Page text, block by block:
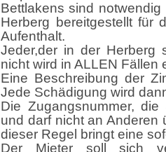
Bettlakens sind
Herberg bereitgestellt für
Aufenthalt.
Jeder,der in der Herberg
nicht wird in ALLEN Fällen
Eine Beschreibung der
Jede Schädigung wird
Die Zugangsnummer,
und darf nicht an Anderen
dieser Regel bringt eine
Der Mieter soll sich